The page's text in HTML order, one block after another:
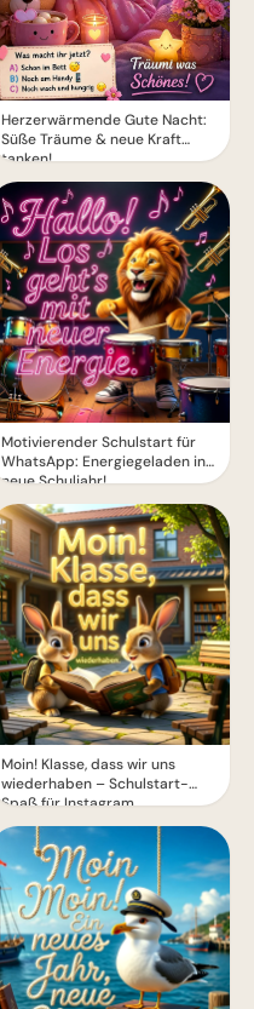
Herzerwärmende Gute Nacht:
Süße Träume & neue Kraft
tanken!
Motivierender Schulstart für
WhatsApp: Energiegeladen ins
neue Schuljahr!
Moin! Klasse, dass wir uns
wiederhaben – Schulstart-
Spaß für Instagram